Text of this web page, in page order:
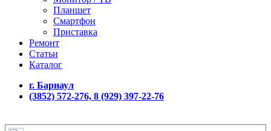
Планшет
Смартфон
Приставка
Ремонт
Статьи
Каталог
г. Барнаул
(3852) 572-276, 8 (929) 397-22-76